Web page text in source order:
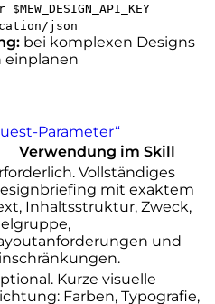
json
bei komplexen Designs
einplanen
Parameter“
Verwendung im Skill
Vollständiges
mit exaktem
Inhaltsstruktur, Zweck,
und
Kurze visuelle
Farben, Typografie,